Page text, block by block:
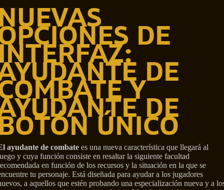
DE
DE
Y
DE
ÚNICO
ayudante de combate es una nueva característica que llegará al
y cuya función consiste en resaltar la siguiente facultad
en función de los recursos y la situación en la que se
tu personaje. Está diseñada para ayudar a los jugadores
a aquellos que estén probando una especialización nueva y a